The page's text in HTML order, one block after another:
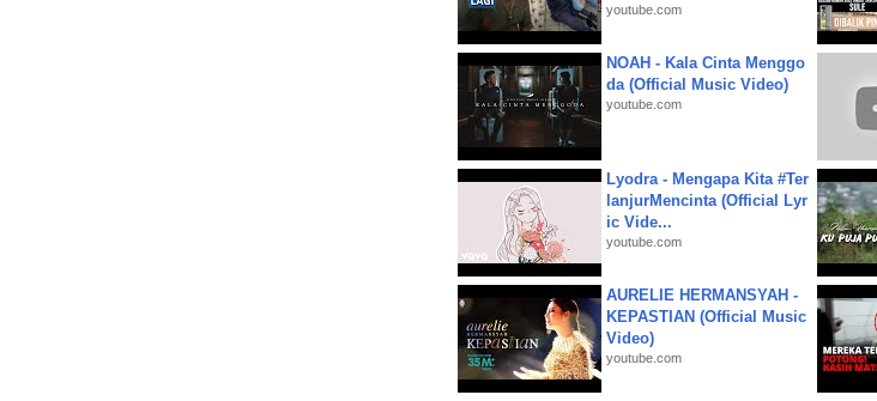
youtube.com
NOAH - Kala Cinta Menggo
da (Official Music Video)
youtube.com
Lyodra - Mengapa Kita #Ter
lanjurMencinta (Official Lyr
ic Vide...
youtube.com
AURELIE HERMANSYAH -
KEPASTIAN (Official Music
Video)
youtube.com